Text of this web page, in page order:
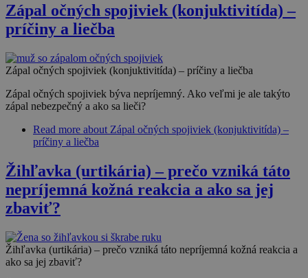
Zápal očných spojiviek (konjuktivitída) –
príčiny a liečba
Zápal očných spojiviek (konjuktivitída) – príčiny a liečba
Zápal očných spojiviek býva nepríjemný. Ako veľmi je ale takýto
zápal nebezpečný a ako sa lieči?
Read more about Zápal očných spojiviek (konjuktivitída) –
príčiny a liečba
Žihľavka (urtikária) – prečo vzniká táto
nepríjemná kožná reakcia a ako sa jej
zbaviť?
Žihľavka (urtikária) – prečo vzniká táto nepríjemná kožná reakcia a
ako sa jej zbaviť?